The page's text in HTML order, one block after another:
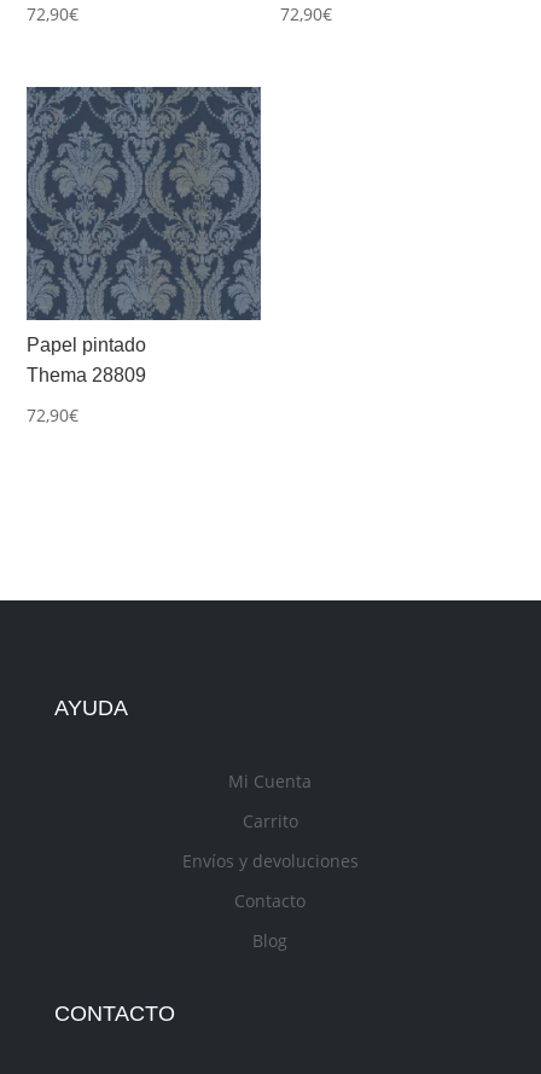
72,90€ 72,90€
Papel pintado
Thema 28809
72,90€
AYUDA
Mi Cuenta
Carrito
Envíos y devoluciones
Contacto
Blog
CONTACTO